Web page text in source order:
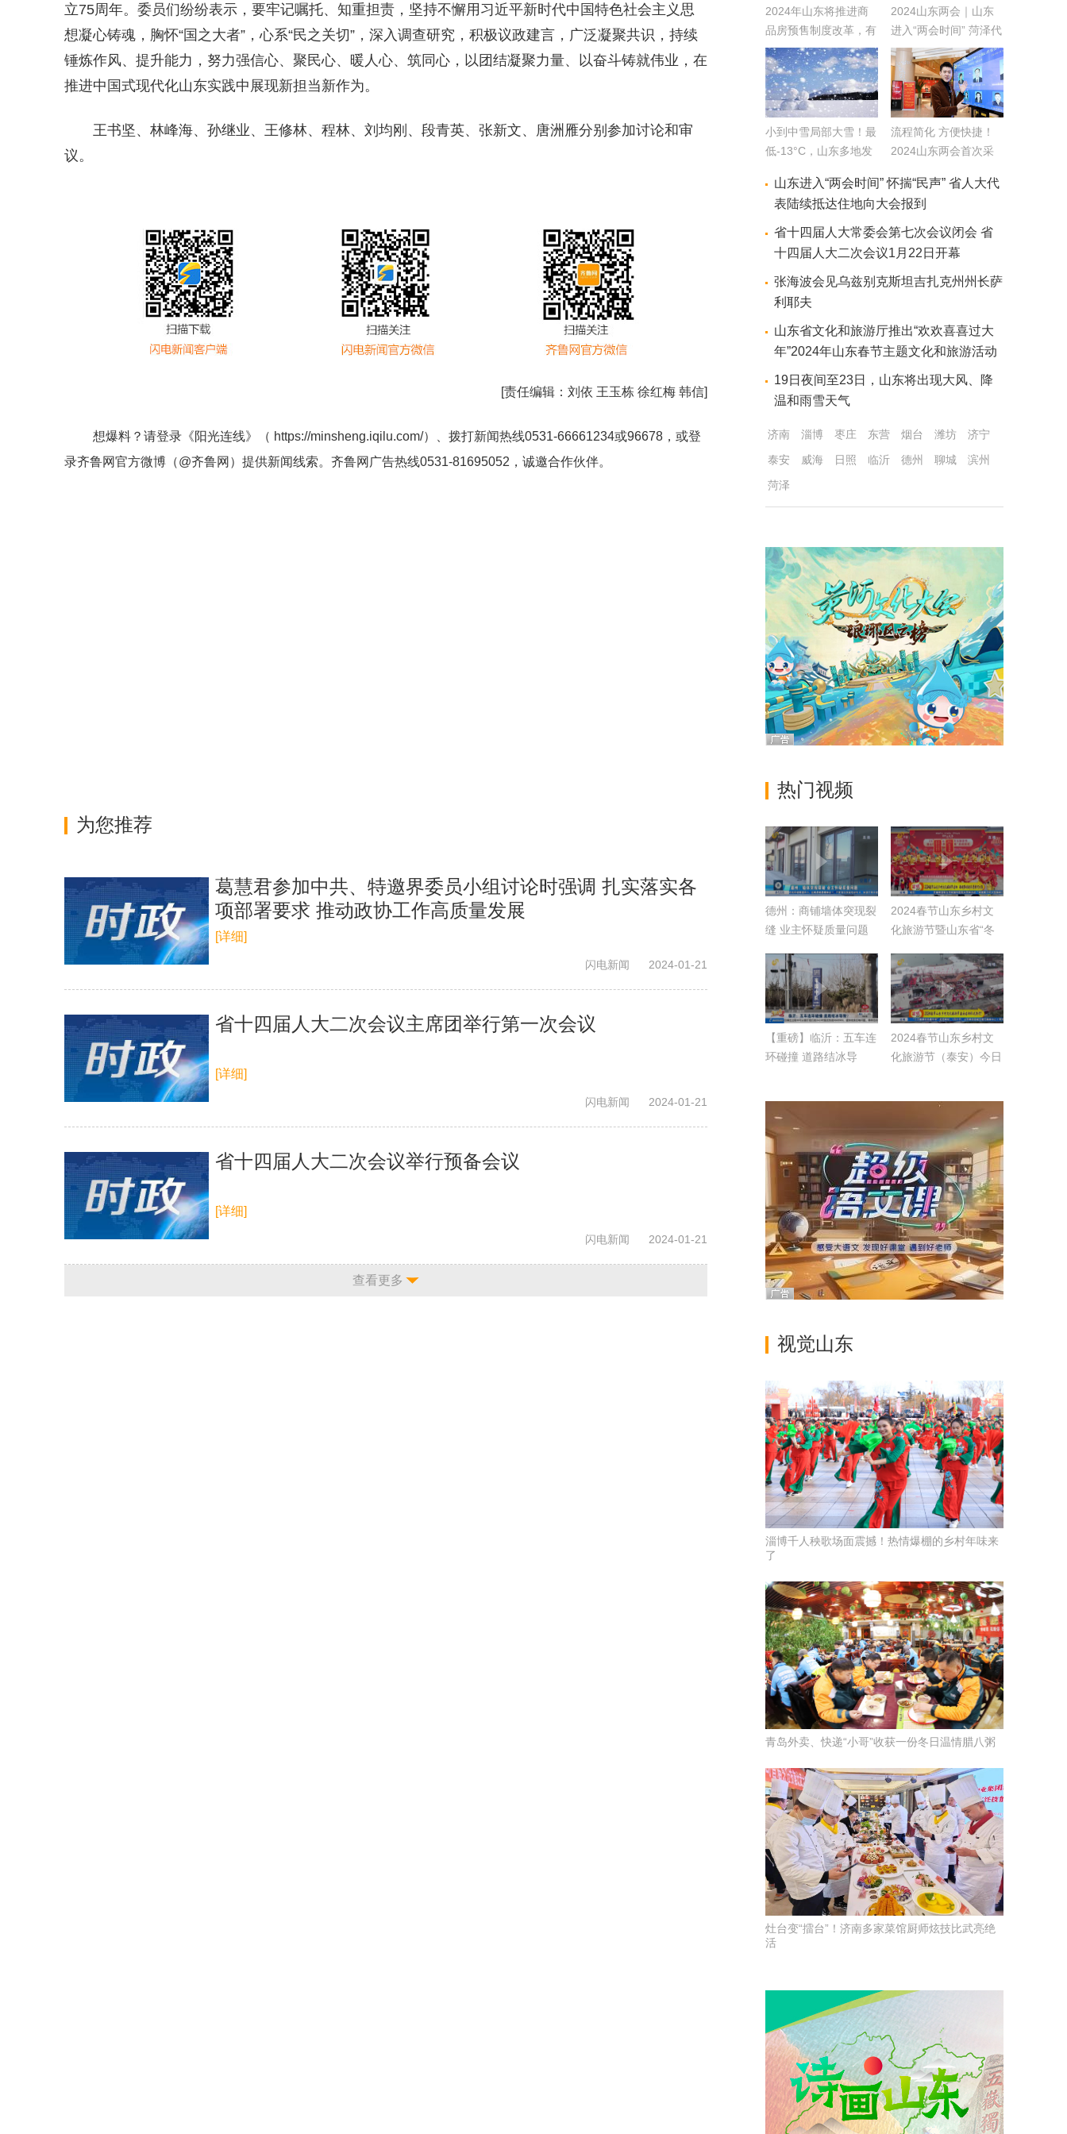
立75周年。委员们纷纷表示，要牢记嘱托、知重担责，坚持不懈用习近平新时代中国特色社会主义思
想凝心铸魂，胸怀“国之大者”，心系“民之关切”，深入调查研究，积极议政建言，广泛凝聚共识，持续
锤炼作风、提升能力，努力强信心、聚民心、暖人心、筑同心，以团结凝聚力量、以奋斗铸就伟业，在
推进中国式现代化山东实践中展现新担当新作为。
王书坚、林峰海、孙继业、王修林、程林、刘均刚、段青英、张新文、唐洲雁分别参加讨论和审
议。
[责任编辑： 刘依 王玉栋 徐红梅 韩信]
想爆料？请登录《阳光连线》（ https://minsheng.iqilu.com/）、拨打新闻热线0531-66661234或96678，或登
录齐鲁网官方微博（@齐鲁网 ）提供新闻线索。齐鲁网广告热线0531-81695052 ，诚邀合作伙伴。
为您推荐
葛慧君参加中共、特邀界委员小组讨论时强调 扎实落实各
项部署要求 推动政协工作高质量发展
[详细]
闪电新闻 2024-01-21
省十四届人大二次会议主席团举行第一次会议
[详细]
闪电新闻 2024-01-21
省十四届人大二次会议举行预备会议
[详细]
闪电新闻 2024-01-21
查看更多
2024年山东将推进商
品房预售制度改革，有
力有序推行现房销售
2024山东两会｜山东
进入“两会时间” 菏泽代
表团首次乘坐高铁来参
会 他们这样说
小到中雪局部大雪！最
低-13°C，山东多地发
流程简化 方便快捷！
2024山东两会首次采
山东进入“两会时间” 怀揣“民声” 省人大代
表陆续抵达住地向大会报到
省十四届人大常委会第七次会议闭会 省
十四届人大二次会议1月22日开幕
张海波会见乌兹别克斯坦吉扎克州州长萨
利耶夫
山东省文化和旅游厅推出“欢欢喜喜过大
年”2024年山东春节主题文化和旅游活动
19日夜间至23日，山东将出现大风、降
温和雨雪天气
济南 淄博 枣庄 东营 烟台 潍坊
济宁
泰安
威海 日照 临沂 德州 聊城
滨州
菏泽
热门视频
德州：商铺墙体突现裂
缝 业主怀疑质量问题
2024春节山东乡村文
化旅游节暨山东省“冬
【重磅】临沂：五车连
环碰撞 道路结冰导
2024春节山东乡村文
化旅游节（泰安）今日
视觉山东
淄博千人秧歌场面震撼！热情爆棚的乡村年味来
了
青岛外卖、快递“小哥”收获一份冬日温情腊八粥
灶台变“擂台”！济南多家菜馆厨师炫技比武亮绝
活